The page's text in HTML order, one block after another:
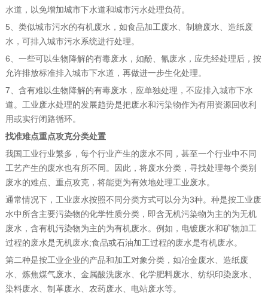
水道，以免增加城市下水道和城市污水处理负荷。
5、类似城市污水的有机废水，如食品加工废水、制糖废水、造纸废
水，可排入城市污水系统进行处理。
6、一些可以生物降解的有毒废水，如酚、氰废水，应先经处理后，按
允许排放标准排入城市下水道，再做进一步生化处理。
7、含有难以生物降解的有毒废水，应单独处理，不应排入城市下水
道。工业废水处理的发展趋势是把废水和污染物作为有用资源回收利
用或实行闭路循环。
找准难点重点攻克分类处置
我国工业行业繁多，每个行业产生的废水不同，甚至一个行业中不同
工艺产生的废水也有所不同。因此，将废水分类，寻找处理每个类别
废水的难点、重点攻克，将能更为有效地处理工业废水。
通常情况下，工业废水按照不同分类方式可以分为3种。种是按工业废
水中所含主要污染物的化学性质分类，即含无机污染物为主的为无机
废水，含有机污染物为主的为有机废水。例如，电镀废水和矿物加工
过程的废水是无机废水;食品或石油加工过程的废水是有机废水。
第二种是按工业企业的产品和加工对象分类，如冶金废水、造纸废
水、炼焦煤气废水、金属酸洗废水、化学肥料废水、纺织印染废水、
染料废水、制革废水、农药废水、电站废水等。